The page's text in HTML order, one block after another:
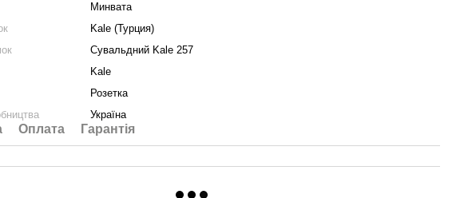
Минвата
Kale (Турция)
Сувальдний Kale 257
Kale
Розетка
Україна
Оплата Гарантія